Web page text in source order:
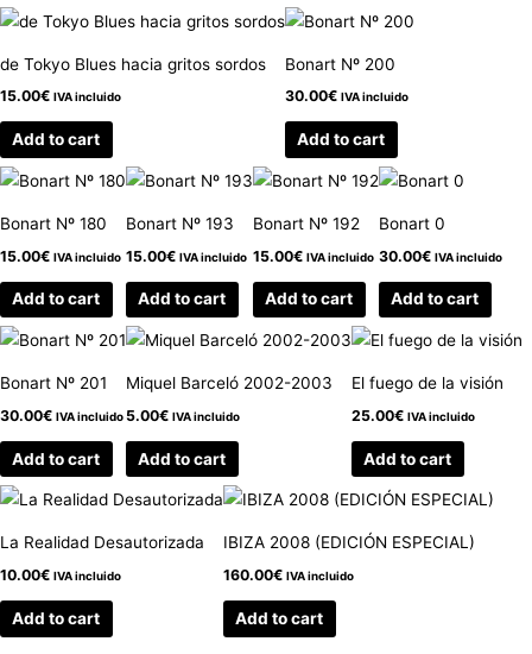
de Tokyo Blues hacia gritos sordos
15.00€ IVA incluido
Add to cart
Bonart Nº 200
30.00€ IVA incluido
Add to cart
Bonart Nº 180
15.00€ IVA incluido
Add to cart
Bonart Nº 193
15.00€ IVA incluido
Add to cart
Bonart Nº 192
15.00€ IVA incluido
Add to cart
Bonart 0
30.00€ IVA incluido
Add to cart
Bonart Nº 201
30.00€ IVA incluido
Add to cart
Miquel Barceló 2002-2003
5.00€ IVA incluido
Add to cart
El fuego de la visión
25.00€ IVA incluido
Add to cart
La Realidad Desautorizada
10.00€ IVA incluido
Add to cart
IBIZA 2008 (EDICIÓN ESPECIAL)
160.00€ IVA incluido
Add to cart